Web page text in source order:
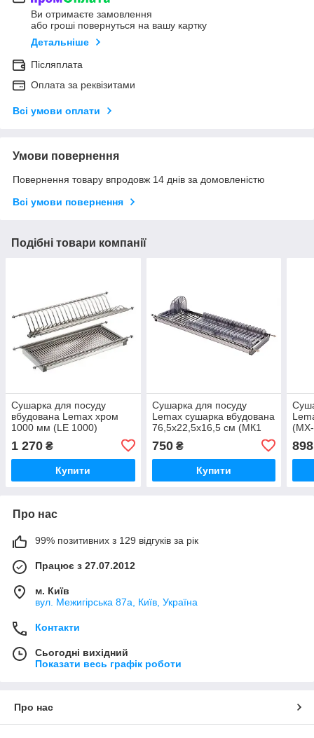
Ви отримаєте замовлення
або гроші повернуться на вашу картку
Детальніше
Післяплата
Оплата за реквізитами
Всі умови оплати
Умови повернення
Повернення товару впродовж 14 днів за домовленістю
Всі умови повернення
Подібні товари компанії
Сушарка для посуду
вбудована Lemax хром
1000 мм (LE 1000)
1 270 ₴
Купити
Сушарка для посуду
Lemax сушарка вбудована
76,5х22,5х16,5 см (МК1
750₴
Купити
898
Про нас
99% позитивних з 129 відгуків за рік
Працює з 27.07.2012
м. Київ
вул. Межигірська 87а, Київ, Україна
Контакти
Сьогодні вихідний
Показати весь графік роботи
Про нас